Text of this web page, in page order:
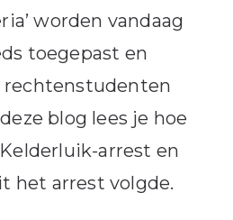
worden vandaag
toegepast en
rechtenstudenten
blog lees je hoe
arrest en
het arrest volgde.